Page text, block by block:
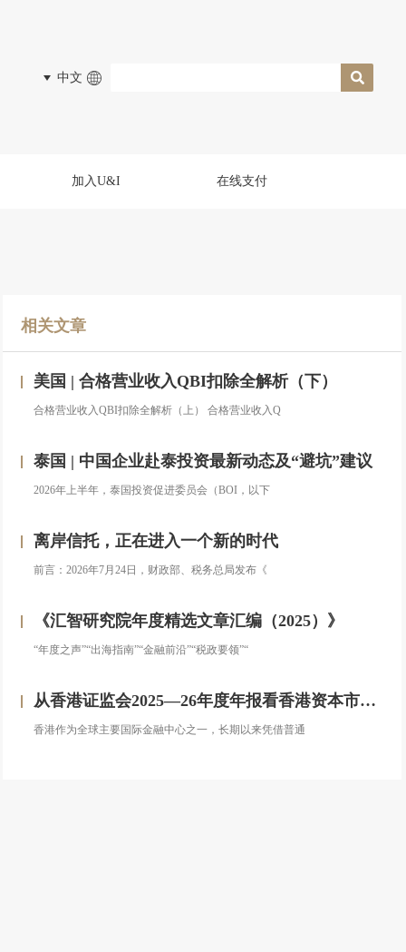
中文
加入U&I 在线支付
相关文章
美国 | 合格营业收入QBI扣除全解析（下）
合格营业收入QBI扣除全解析（上） 合格营业收入Q
泰国 | 中国企业赴泰投资最新动态及“避坑”建议
2026年上半年，泰国投资促进委员会（BOI，以下
离岸信托，正在进入一个新的时代
前言：2026年7月24日，财政部、税务总局发布《
《汇智研究院年度精选文章汇编（2025）》
“年度之声”“出海指南”“金融前沿”“税政要领”“
从香港证监会2025—26年度年报看香港资本市场发展的新方向
香港作为全球主要国际金融中心之一，长期以来凭借普通